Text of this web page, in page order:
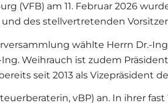
(VFB) am 11. Februar 2026
des stellvertretenden
wählte Herrn Dr.-
Weihrauch ist zudem
seit 2013 als Vizepräsident
vBP) an. In ihrer fast